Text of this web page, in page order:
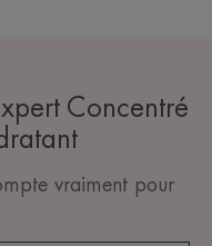
Concentré
vraiment pour